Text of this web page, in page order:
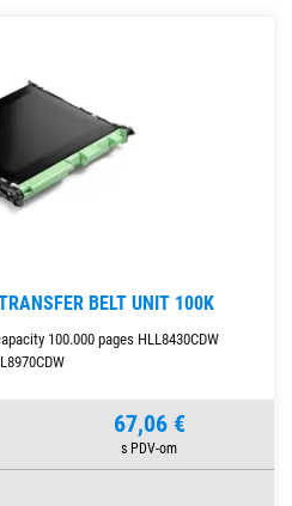
BELT UNIT 100K
100.000 pages HLL8430CDW
67,06 €